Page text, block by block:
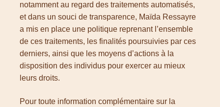
notamment au regard des traitements automatisés,
et dans un souci de transparence, Maïda Ressayre
a mis en place une politique reprenant l’ensemble
de ces traitements, les finalités poursuivies par ces
derniers, ainsi que les moyens d’actions à la
disposition des individus pour exercer au mieux
leurs droits.
Pour toute information complémentaire sur la